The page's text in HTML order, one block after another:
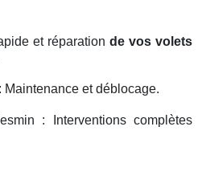
et réparation de vos volets
Maintenance et déblocage.
: Interventions complètes